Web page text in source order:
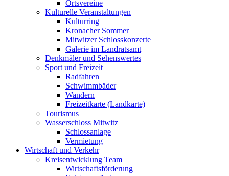
Ortsvereine
Kulturelle Veranstaltungen
Kulturring
Kronacher Sommer
Mitwitzer Schlosskonzerte
Galerie im Landratsamt
Denkmäler und Sehenswertes
Sport und Freizeit
Radfahren
Schwimmbäder
Wandern
Freizeitkarte (Landkarte)
Tourismus
Wasserschloss Mitwitz
Schlossanlage
Vermietung
Wirtschaft und Verkehr
Kreisentwicklung Team
Wirtschaftsförderung